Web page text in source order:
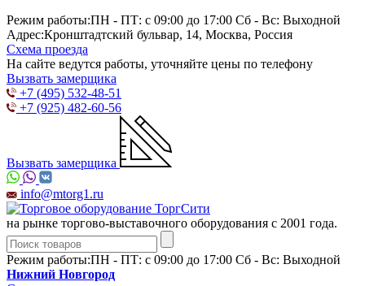
Режим работы:ПН - ПТ: с 09:00 до 17:00 Сб - Вс: Выходной
Адрес:Кронштадтский бульвар, 14, Москва, Россия
Схема проезда
На сайте ведутся работы, уточняйте цены по телефону
Вызвать замерщика
+7 (495) 532-48-51
+7 (925) 482-60-56
Вызвать замерщика
info@mtorg1.ru
на рынке торгово-выставочного оборудования с 2001 года.
Режим работы:ПН - ПТ: с 09:00 до 17:00 Сб - Вс: Выходной
Нижний Новгород